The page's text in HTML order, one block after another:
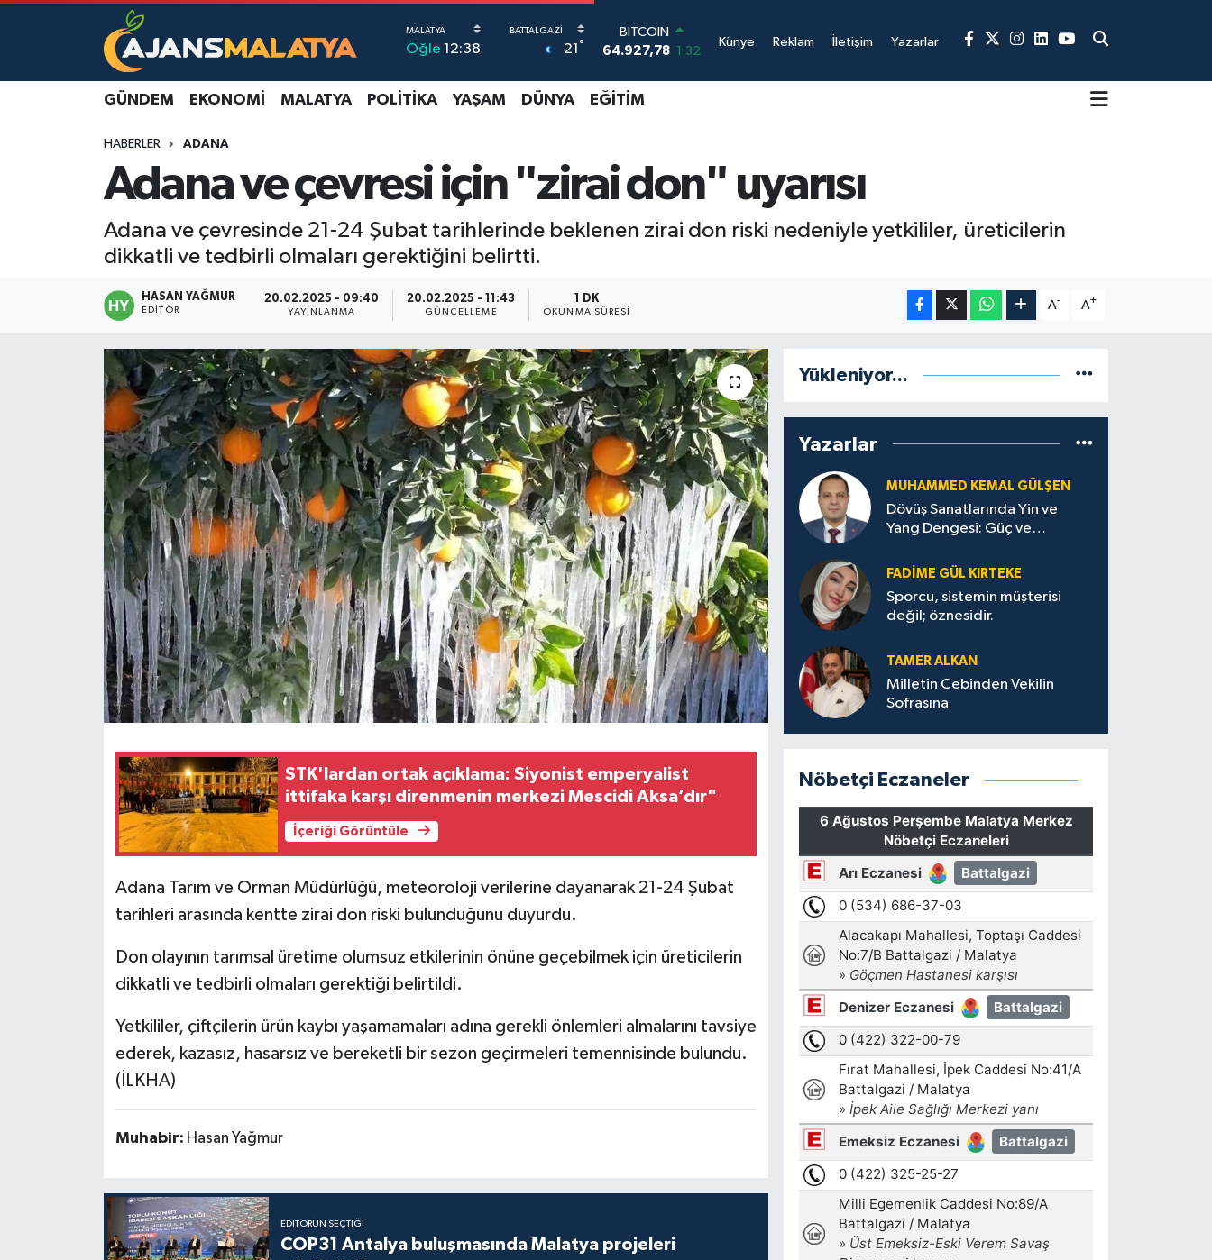
Öğle 12:38 21 °
BITCOIN
64.927,78 1.32
47,5894
EURO
64,1581
GRAM ALTIN
6527.85
0.54
BİST100
13.703 11
Künye Reklam İletişim Yazarlar
GÜNDEM EKONOMI MALATYA POLITIKA YAŞAM DÜNYA EĞITIM
HABERLER ADANA
Adana ve çevresi için "zirai don" uyarısı
Adana ve çevresinde 21-24 Şubat tarihlerinde beklenen zirai don riski nedeniyle yetkililer, üreticilerin
dikkatli ve tedbirli olmaları gerektiğini belirtti.
HASAN YAĞMUR
EDITÖR
20.02.2025 - 09:40
YAYINLANMA
20.02.2025 - 11:43
GÜNCELLEME
1 DK
OKUNMA SÜRESI
A- A+
STK'lardan ortak açıklama: Siyonist emperyalist
ittifaka karşı direnmenin merkezi Mescidi Aksa’dır"
İçeriği Görüntüle
Adana Tarım ve Orman Müdürlüğü, meteoroloji verilerine dayanarak 21-24 Şubat
tarihleri arasında kentte zirai don riski bulunduğunu duyurdu.
Don olayının tarımsal üretime olumsuz etkilerinin önüne geçebilmek için üreticilerin
dikkatli ve tedbirli olmaları gerektiği belirtildi.
Yetkililer, çiftçilerin ürün kaybı yaşamamaları adına gerekli önlemleri almalarını tavsiye
ederek, kazasız, hasarsız ve bereketli bir sezon geçirmeleri temennisinde bulundu.
(İLKHA)
Muhabir: Hasan Yağmur
EDITÖRÜN SEÇTIĞI
COP31 Antalya buluşmasında Malatya projeleri
Yükleniyor...
Yazarlar
MUHAMMED KEMAL GÜLŞEN
Dövüş Sanatlarında Yin ve
Yang Dengesi: Güç ve
FADIME GÜL KIRTEKE
Sporcu, sistemin müşterisi
değil; öznesidir.
TAMER ALKAN
Milletin Cebinden Vekilin
Sofrasına
Nöbetçi Eczaneler
Gündem
Magazin
Politika
Teknoloji
Malatya Nöbetçi Eczaneler
TFF 3.Lig 2.Grup Puan Durumu ve Fikstür
Tüm Manşetler
Haber Arşivi